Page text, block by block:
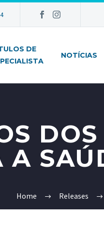
DE
NOTÍCIAS
A
Home Releases